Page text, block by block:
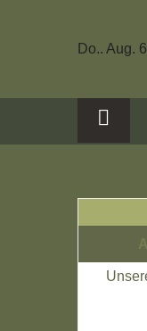
Do.. Aug.